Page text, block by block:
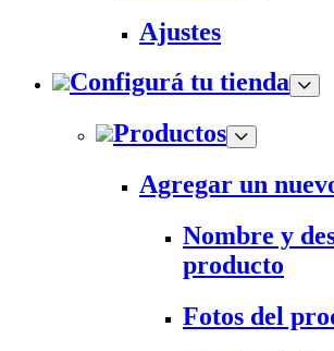
Ajustes
Configurá tu tienda
Productos
Agregar un
Nombre y
producto
Fotos del